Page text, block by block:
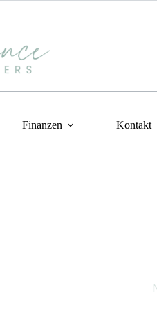
Finanzen Kontakt